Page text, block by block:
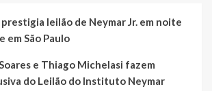
leilão de Neymar Jr. em noite
em São Paulo
e Thiago Michelasi fazem
do Leilão do Instituto Neymar